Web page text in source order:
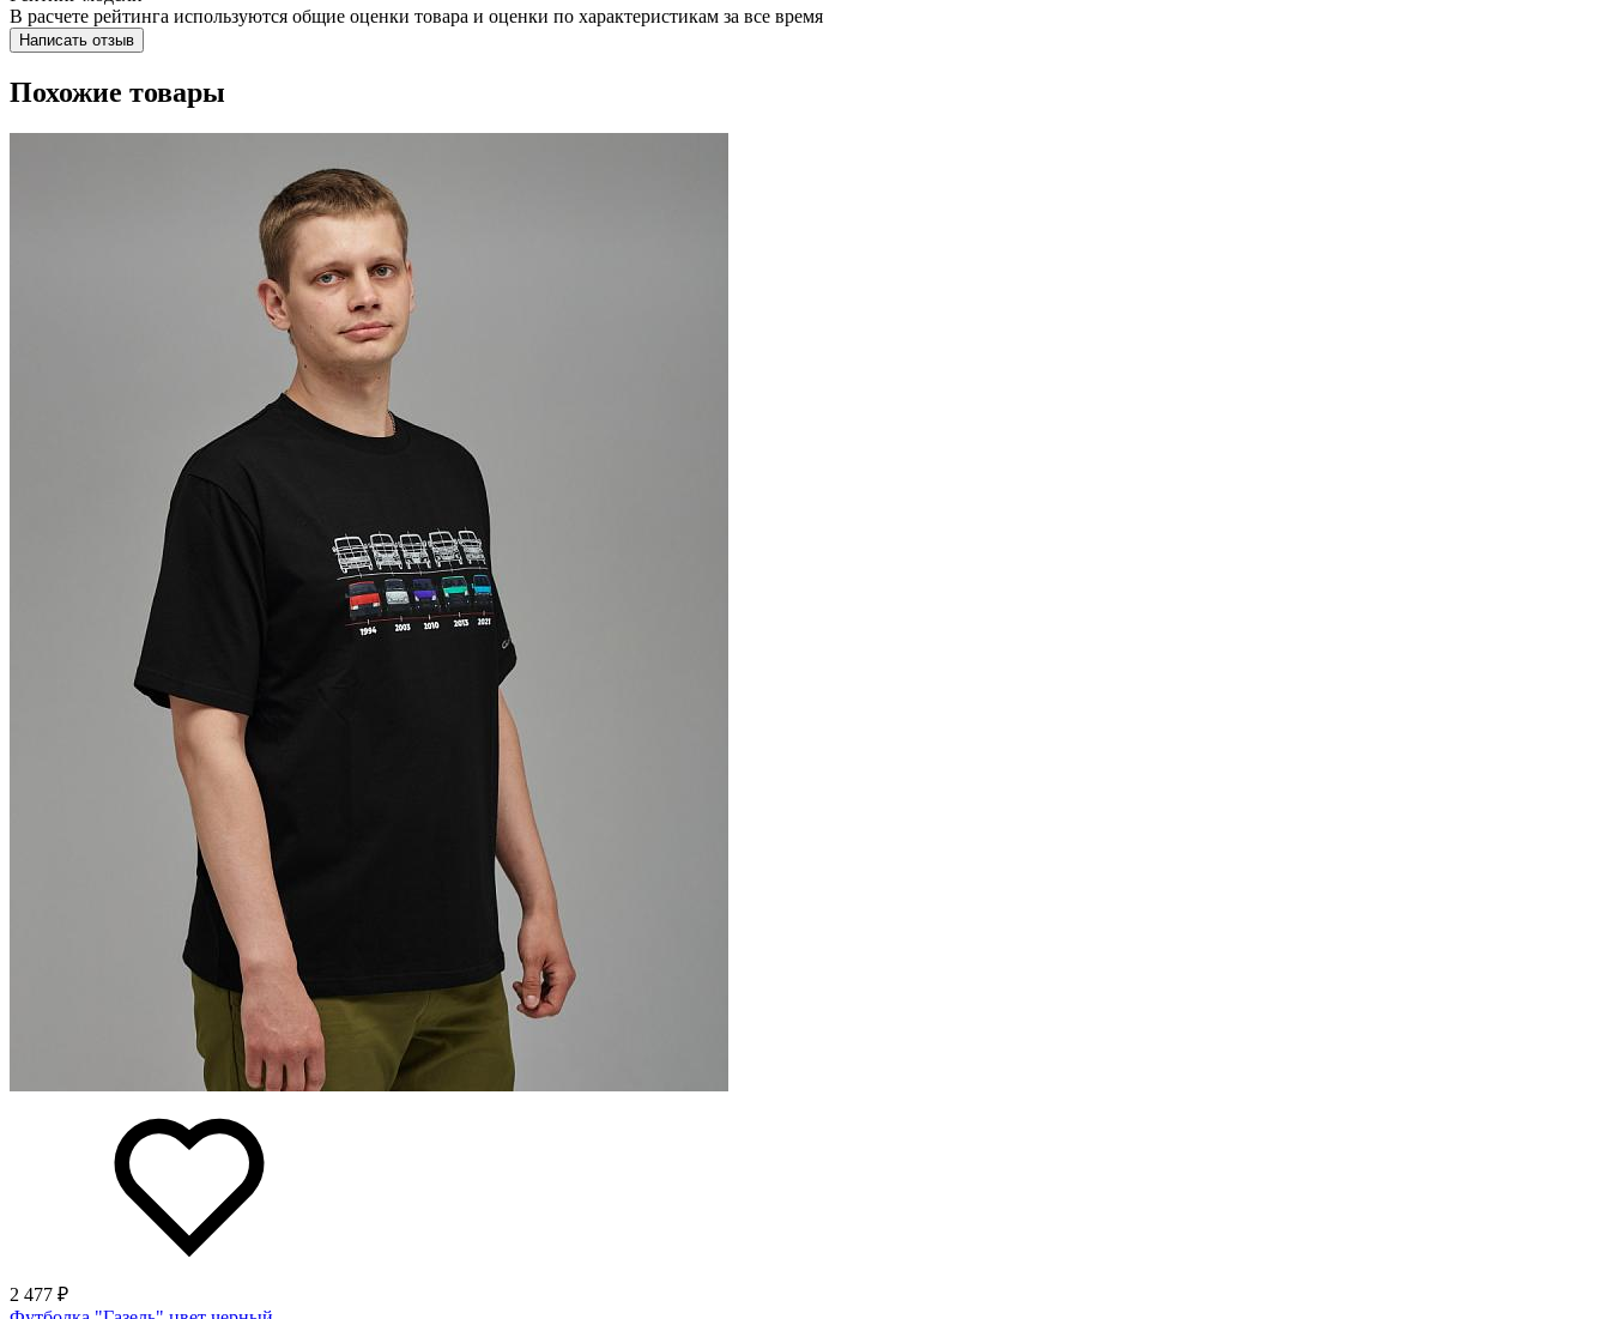
В расчете рейтинга используются общие оценки товара и оценки по характеристикам за все время
Написать отзыв
Похожие товары
2 477 ₽